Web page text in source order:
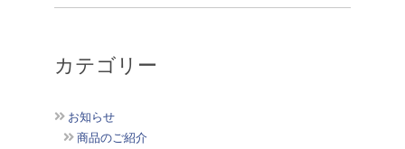
カテゴリー
お知らせ
商品のご紹介